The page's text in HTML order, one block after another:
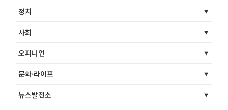
정치
사회
오피니언
문화·라이프
뉴스발전소